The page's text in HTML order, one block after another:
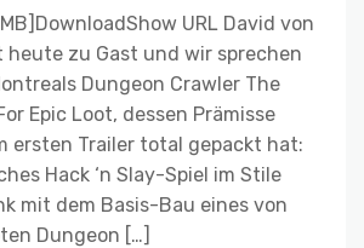
URL David von
heute zu Gast und wir sprechen
Dungeon Crawler The
Epic Loot, dessen Prämisse
ersten Trailer total gepackt hat:
Hack ‘n Slay-Spiel im Stile
mit dem Basis-Bau eines von
Dungeon […]